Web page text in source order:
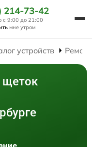
214-73-42
с 9:00 до 21:00
мне утром
устройств
щеток